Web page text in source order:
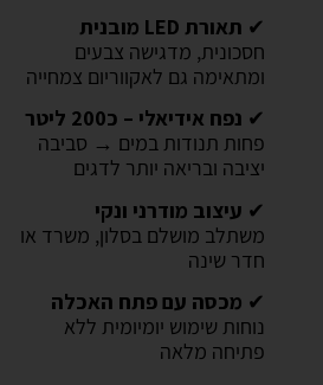
✔ תאורת LED מובנית
חסכונית, מדגישה צבעים
ומתאימה גם לאקווריום צמחייה
✔ נפח אידיאלי – כ200 ליטר
פחות תנודות במים → סביבה
יציבה ובריאה יותר לדגים
✔ עיצוב מודרני ונקי
משתלב מושלם בסלון, משרד או
חדר שינה
✔ מכסה עם פתח האכלה
נוחות שימוש יומיומית ללא
פתיחה מלאה